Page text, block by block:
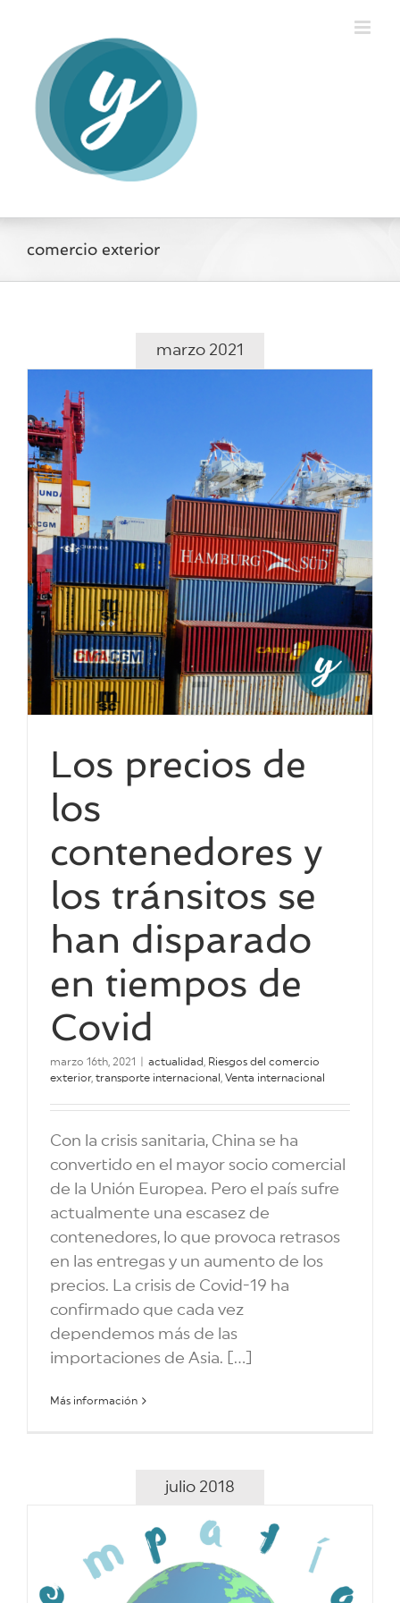
contenido
comercio exterior
marzo 2021
Los precios de
los
contenedores y
los tránsitos se
han disparado
en tiempos de
Covid
marzo 16th, 2021 actualidad
Riesgos del comercio
exterior, transporte internacional Venta internacional
Con la crisis sanitaria, China se ha
convertido en el mayor socio comercial
de la Unión Europea. Pero el país sufre
actualmente una escasez de
contenedores, lo que provoca retrasos
en las entregas y un aumento de los
precios. La crisis de Covid-19 ha
confirmado que cada vez
dependemos más de las
importaciones de Asia. [...]
Más información
julio 2018